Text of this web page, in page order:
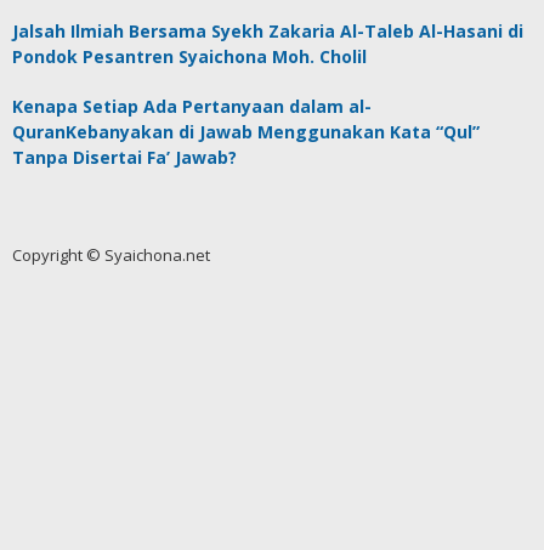
Jalsah Ilmiah Bersama Syekh Zakaria Al-Taleb Al-Hasani di
Pondok Pesantren Syaichona Moh. Cholil
Kenapa Setiap Ada Pertanyaan dalam al-
QuranKebanyakan di Jawab Menggunakan Kata “Qul”
Tanpa Disertai Fa’ Jawab?
Copyright © Syaichona.net